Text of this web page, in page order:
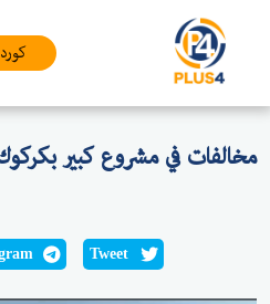
مخالفات في مشروع كبير
Tweet